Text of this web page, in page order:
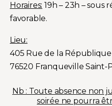
Horaires: 19h – 23h – sous
favorable.
Lieu:
405 Rue de la République
76520 Franqueville Saint-
Nb : Toute absence non
soirée ne pourra